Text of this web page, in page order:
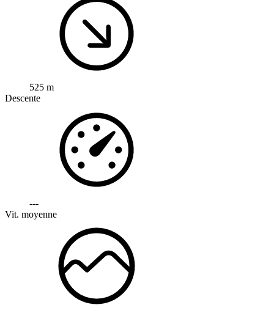
525 m
Descente
---
Vit. moyenne